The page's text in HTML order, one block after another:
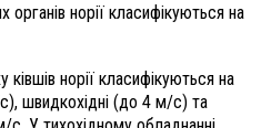
норії класифікуються на
норії класифікуються на
швидкохідні (до 4 м/с) та